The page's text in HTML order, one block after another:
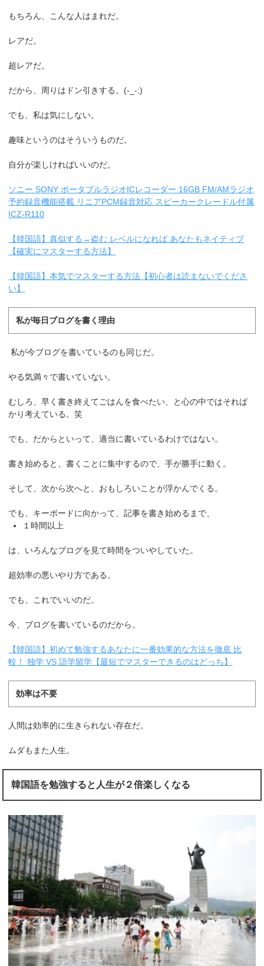
もちろん、こんな人はまれだ。
レアだ。
超レアだ。
だから、周りはドン引きする。(-_-;)
でも、私は気にしない。
趣味というのはそういうものだ。
自分が楽しければいいのだ。
ソニー SONY ポータブルラジオICレコーダー 16GB FM/AMラジオ
予約録音機能搭載 リニアPCM録音対応 スピーカークレードル付属
ICZ-R110
【韓国語】真似する→盗む レベルになれば あなたもネイティブ
【確実にマスターする方法】
【韓国語】本気でマスターする方法【初心者は読まないでくださ
い】
私が毎日ブログを書く理由
私が今ブログを書いているのも同じだ。
やる気満々で書いていない。
むしろ、早く書き終えてごはんを食べたい、と心の中ではそれば
かり考えている。笑
でも、だからといって、適当に書いているわけではない。
書き始めると、書くことに集中するので、手が勝手に動く。
そして、次から次へと、おもしろいことが浮かんでくる。
でも、キーボードに向かって、記事を書き始めるまで、
１時間以上
は、いろんなブログを見て時間をついやしていた。
超効率の悪いやり方である。
でも、これでいいのだ。
今、ブログを書いているのだから。
【韓国語】初めて勉強するあなたに一番効果的な方法を徹底 比
較！ 独学 VS 語学留学【最短でマスターできるのはどっち】
効率は不要
人間は効率的に生きられない存在だ。
ムダもまた人生。
韓国語を勉強すると人生が２倍楽しくなる